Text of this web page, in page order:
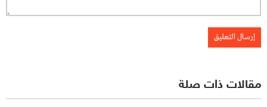
مقالات ذات صلة